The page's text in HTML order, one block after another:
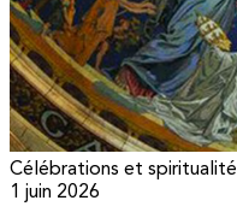
Célébrations et spiritualité
1 juin 2026